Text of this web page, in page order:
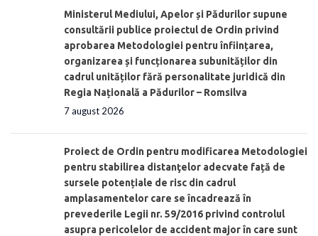
Ministerul Mediului, Apelor și Pădurilor supune
consultării publice proiectul de Ordin privind
aprobarea Metodologiei pentru înființarea,
organizarea și funcționarea subunităților din
cadrul unităților fără personalitate juridică din
Regia Națională a Pădurilor – Romsilva
7 august 2026
Proiect de Ordin pentru modificarea Metodologiei
pentru stabilirea distanţelor adecvate față de
sursele potențiale de risc din cadrul
amplasamentelor care se încadrează în
prevederile Legii nr. 59/2016 privind controlul
asupra pericolelor de accident major în care sunt